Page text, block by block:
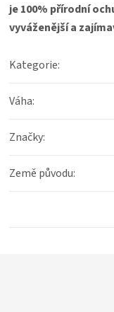
GRILOVÁNÍ
HAVAJSKÉ
KOŠILE
VÍNO
DÁRKOVÉ
je 100% přírodní
vyváženější a
Kategorie:
Váha:
Značky:
Země původu: